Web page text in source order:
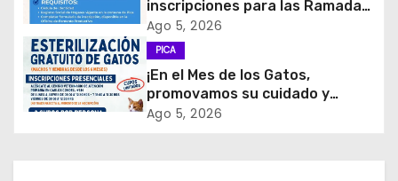
d
e
e
inscripciones para las Ramadas
de Fiestas Patrias 2026!
Ago 5, 2026
PICA
¡En el Mes de los Gatos,
promovamos su cuidado y
tenencia responsable!
Ago 5, 2026